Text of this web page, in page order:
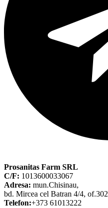
Prosanitas Farm SRL
C/F: 1013600033067
Adresa: mun.Chisinau,
bd. Mircea cel Batran 4/4, of.302
Telefon:+373 61013222